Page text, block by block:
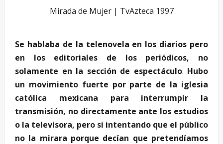
Mirada de Mujer | TvAzteca 1997
Se hablaba de la telenovela en los diarios pero
en los editoriales de los periódicos, no
solamente en la sección de espectáculo. Hubo
un movimiento fuerte por parte de la iglesia
católica mexicana para interrumpir la
transmisión, no directamente ante los estudios
o la televisora, pero si intentando que el público
no la mirara porque decían que pretendíamos